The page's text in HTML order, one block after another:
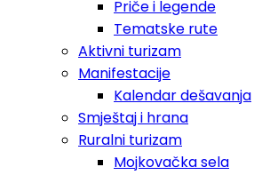
Priče i legende
Tematske rute
Aktivni turizam
Manifestacije
Kalendar dešavanja
Smještaj i hrana
Ruralni turizam
Mojkovačka sela